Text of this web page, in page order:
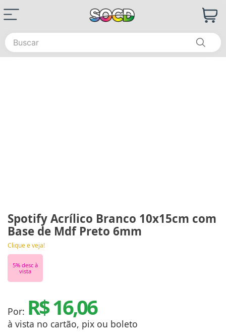
Buscar
Spotify Acrílico Branco 10x15cm com
Base de Mdf Preto 6mm
Clique e veja!
5% desc à
vista
Por: R$ 16,06
à vista no cartão, pix ou boleto